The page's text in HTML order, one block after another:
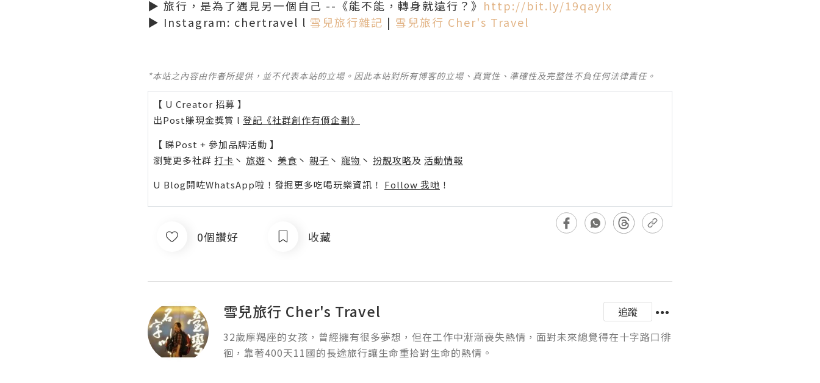
▶ 旅行，是為了遇見另一個自己 --《能不能，轉身就遠行？》 http://bit.ly/19qaylx
▶ Instagram: chertravel l 雪兒旅行雜記 | 雪兒旅行 Cher's Travel
*本站之內容由作者所提供，並不代表本站的立場。因此本站對所有博客的立場、真實性、準確性及完整性不負任何法律責任。
【 U Creator 招募 】
出Post賺現金獎賞 l 登記《社群創作有價企劃》
【 睇Post + 參加品牌活動 】
瀏覽更多社群 打卡 丶 旅遊 丶 美食 丶 親子 丶 寵物 丶 扮靚攻略及 活動情報
U Blog開咗WhatsApp啦！發掘更多吃喝玩樂資訊！ Follow 我哋 ！
0個讚好 收藏
雪兒旅行 Cher's Travel
追蹤
32歲摩羯座的女孩，曾經擁有很多夢想，但在工作中漸漸喪失熱情，面對未來總覺得在十字路口徘
徊，靠著400天11國的長途旅行讓生命重拾對生命的熱情。